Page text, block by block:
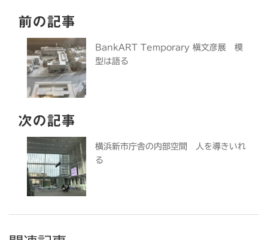
前の記事
BankART Temporary 槇文彦展 模
型は語る
次の記事
横浜新市庁舎の内部空間 人を導きいれ
る